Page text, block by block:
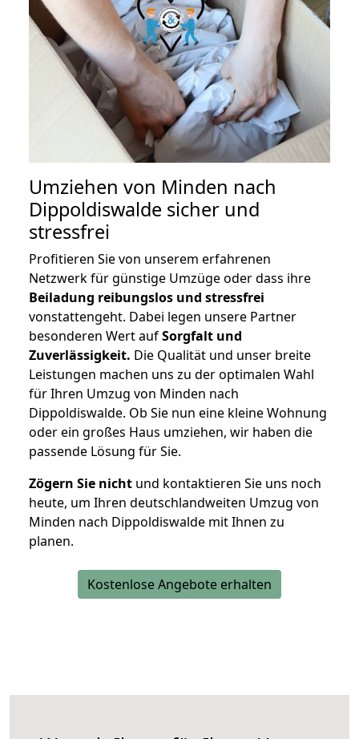
Umziehen von Minden nach
Dippoldiswalde sicher und
stressfrei
Profitieren Sie von unserem erfahrenen
Netzwerk für günstige Umzüge oder dass ihre
Beiladung reibungslos und stressfrei
vonstattengeht. Dabei legen unsere Partner
besonderen Wert aufSorgfalt und
Zuverlässigkeit. Die Qualität und unser breite
Leistungen machen uns zu der optimalen Wahl
für Ihren Umzug von Minden nach
Dippoldiswalde. Ob Sie nun eine kleine Wohnung
oder ein großes Haus umziehen, wir haben die
passende Lösung für Sie.
Zögern Sie nicht und kontaktieren Sie uns noch
heute, um Ihren deutschlandweiten Umzug von
Minden nach Dippoldiswalde mit Ihnen zu
planen.
Kostenlose Angebote erhalten